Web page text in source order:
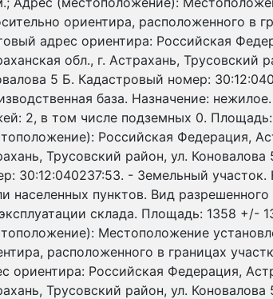
ориентира, расположенного в
адрес ориентира: Российская
обл., г. Астрахань, Трусовский
5 Б. Кадастровый номер:
база. Назначение:
2, в том числе подземных 0.
Российская Федерация,
Трусовский район, ул.
30:12:040237:53. - Земельный участок.
населенных пунктов. Вид разрешенного
склада. Площадь: 1358 +/-
Местоположение
расположенного в границах
ориентира: Российская Федерация,
Трусовский район, ул.